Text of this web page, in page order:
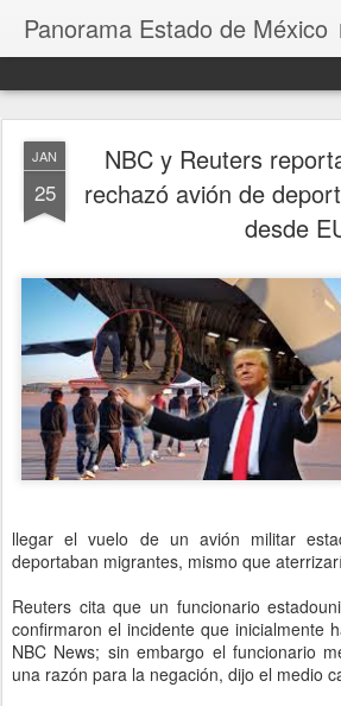
Panorama Estado de México
JAN
25
NBC y Reuters
rechazó avión de
desde
llegar el vuelo de un avión militar
deportaban migrantes, mismo que
Reuters cita que un funcionario
confirmaron el incidente que inicialmente
NBC News; sin embargo el funcionario
una razón para la negación, dijo el medio